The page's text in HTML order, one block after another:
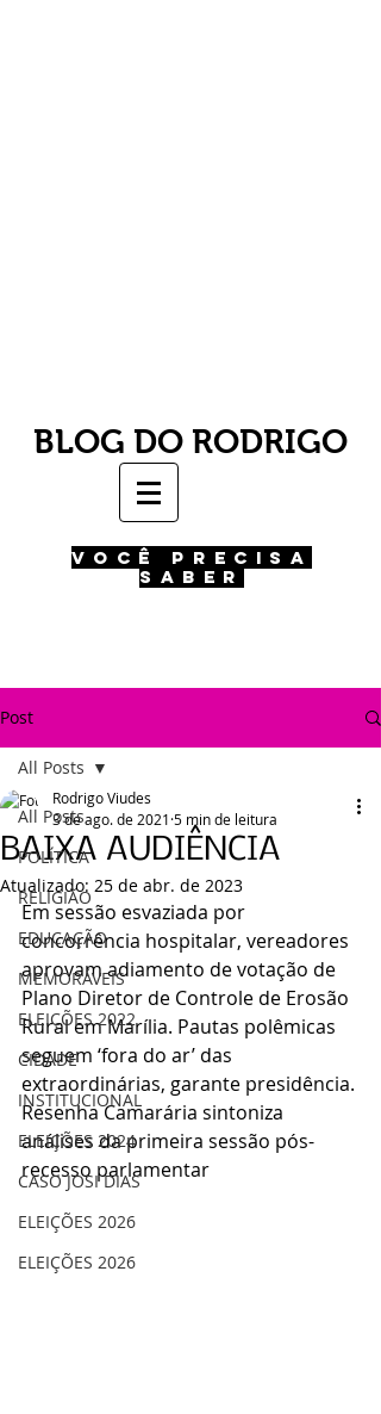
BLOG DO RODRIGO
VOCÊ PRECISA
SABER
Post
All Posts
POLÍTICA
RELIGIÃO
EDUCAÇÃO
MEMORÁVEIS
ELEIÇÕES 2022
CIDADE
INSTITUCIONAL
ELEIÇÕES 2024
CASO JOSI DIAS
ELEIÇÕES 2026
ELEIÇÕES 2026
All Posts
BAIXA AUDIÊNCIA
Rodrigo Viudes
3 de ago. de 2021 5 min de leitura
Atualizado: 25 de abr. de 2023
Em sessão esvaziada por
concorrência hospitalar, vereadores
aprovam adiamento de votação de
Plano Diretor de Controle de Erosão
Rural em Marília. Pautas polêmicas
seguem ‘fora do ar’ das
extraordinárias, garante presidência.
Resenha Camarária sintoniza
análises da primeira sessão pós-
recesso parlamentar